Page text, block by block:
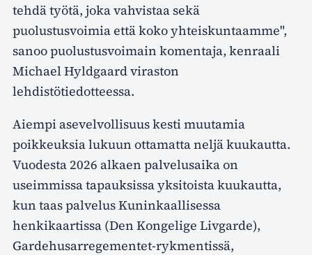
tehdä työtä, joka vahvistaa sekä
puolustusvoimia että koko yhteiskuntaamme",
sanoo puolustusvoimain komentaja, kenraali
Michael Hyldgaard viraston
lehdistötiedotteessa.
Aiempi asevelvollisuus kesti muutamia
poikkeuksia lukuun ottamatta neljä kuukautta.
Vuodesta 2026 alkaen palvelusaika on
useimmissa tapauksissa yksitoista kuukautta,
kun taas palvelus Kuninkaallisessa
henkikaartissa (Den Kongelige Livgarde),
Gardehusarregementet-rykmentissä,